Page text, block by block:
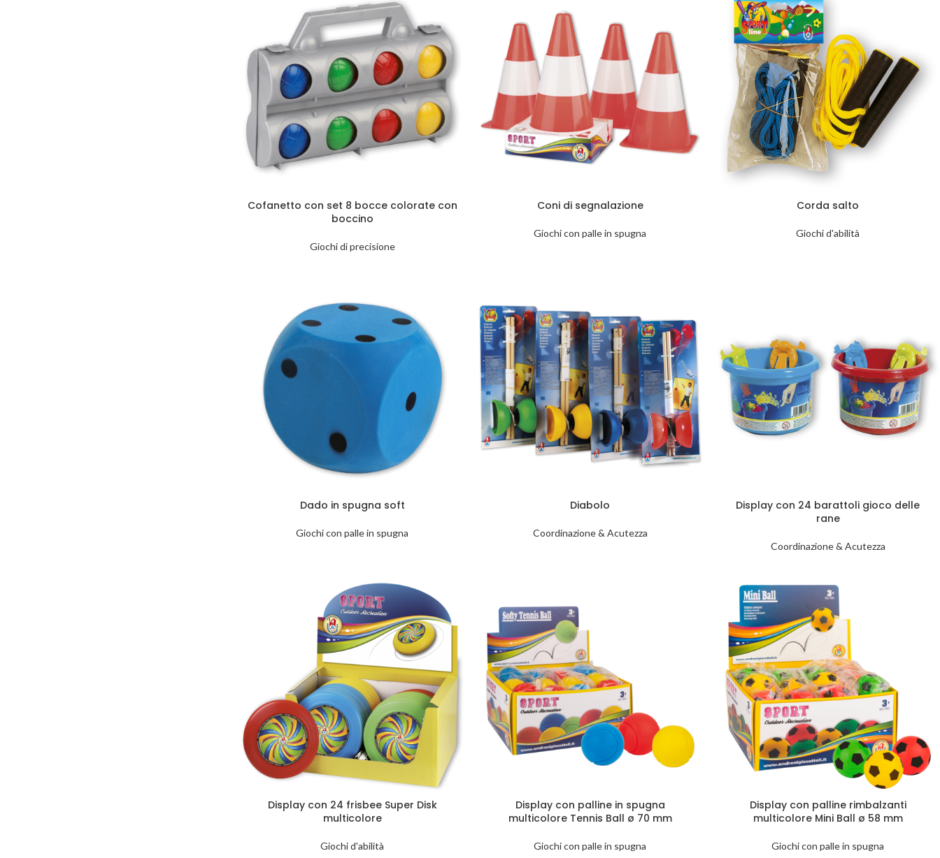
Cofanetto con set 8 bocce colorate con
boccino
Giochi di precisione
Coni di segnalazione
Giochi con palle in spugna
Corda salto
Giochi d'abilità
Dado in spugna soft
Giochi con palle in spugna
Diabolo
Coordinazione & Acutezza
Display con 24 barattoli gioco delle
rane
Coordinazione & Acutezza
Display con 24 frisbee Super Disk
multicolore
Giochi d'abilità
Display con palline in spugna
multicolore Tennis Ball ø 70 mm
Giochi con palle in spugna
Display con palline rimbalzanti
multicolore Mini Ball ø 58 mm
Giochi con palle in spugna